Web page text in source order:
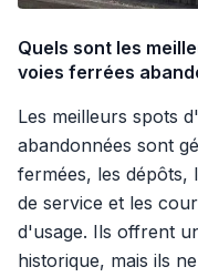
Quels sont les
voies ferrées
Les meilleurs spots
abandonnées sont
fermées, les dépôts,
de service et les
d'usage. Ils offrent
historique, mais ils